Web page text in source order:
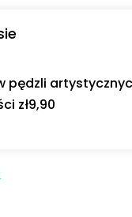
pędzli
zł9,90